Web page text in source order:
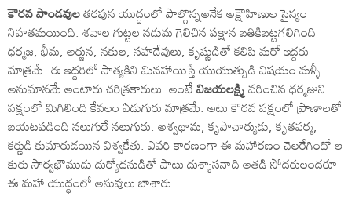
కౌరవ పాండవులతరపున యుద్ధంలో పాల్గొన్నఅనేక అక్షౌహిణుల సైన్యం
నిహతమయింది. శవాల గుట్టల నడుమ గెలిచిన పక్షాన బతికిబట్టగలిగింది
ధర్మజ, భీమ, అర్జున, నకుల, సహదేవులు, కృష్ణుడితో కలిపి మరో ఇద్దరు
మాత్రమే. ఈ ఇద్దరిలో సాత్యకిని మినహాయిస్తే యుయుత్సుడి విషయం మళ్ళీ
అనుమానమే అంటారు చరిత్రకారులు. అంటేవిజయలక్ష్మివరించిన ధర్మజుని
పక్షంలో మిగిలింది కేవలం ఏడుగురు మాత్రమే. అటు కౌరవ పక్షంలో ప్రాణాలతో
బయటపడింది నలుగురే నలుగురు. అశ్వథామ, కృపాచార్యుడు, కృతవర్మ,
కర్ణుడి కుమారుడయిన విశ్వకేతు. ఎవరి కారణంగా ఈ మహారణం చెలరేగిందో ఆ
కురు సార్వభౌముడు దుర్యోధనుడితో పాటు దుశ్శాసనాది అతడి సోదరులందరూ
ఈ మహా యుద్ధంలో అసువులు బాశారు.